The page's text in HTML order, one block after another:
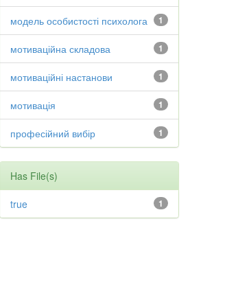
1
модель особистості психолога
1
мотиваційна складова
1
мотиваційні настанови
1
мотивація
1
професійний вибір
Has File(s)
1
true